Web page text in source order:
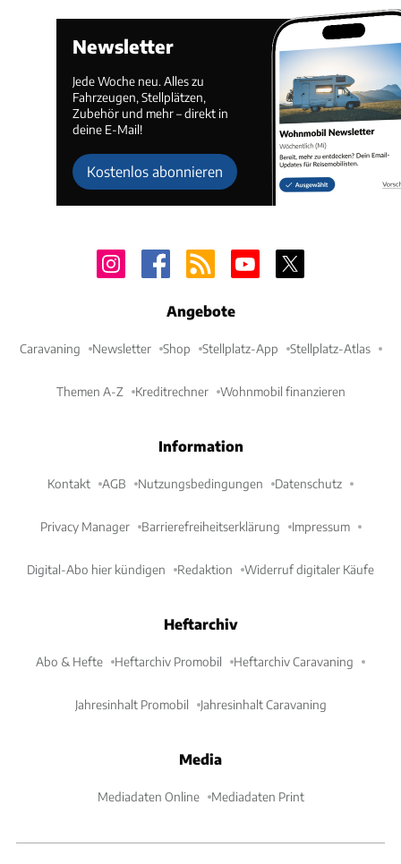
Newsletter
Jede Woche neu. Alles zu
Fahrzeugen, Stellplätzen,
Zubehör und mehr – direkt in
deine E-Mail!
Kostenlos abonnieren
Angebote
Caravaning Newsletter Shop Stellplatz-App Stellplatz-Atlas
Themen A-Z Kreditrechner Wohnmobil finanzieren
Information
Kontakt AGB Nutzungsbedingungen Datenschutz
Privacy Manager Barrierefreiheitserklärung Impressum
Digital-Abo hier kündigen Redaktion Widerruf digitaler Käufe
Heftarchiv
Abo & Hefte Heftarchiv Promobil Heftarchiv Caravaning
Jahresinhalt Promobil Jahresinhalt Caravaning
Media
Mediadaten Online Mediadaten Print